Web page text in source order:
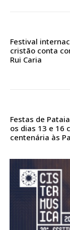
Acesso
Acesso
assinantes
Festival
cristão conta
Rui Caria
Festas de
os dias 13 e 16
centenária às